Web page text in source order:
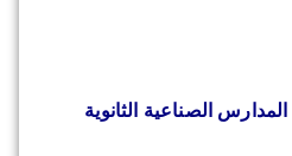
الصناعية الثانوية